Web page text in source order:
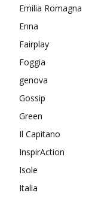
Emilia Romagna
Enna
Fairplay
Foggia
genova
Gossip
Green
Il Capitano
InspirAction
Isole
Italia